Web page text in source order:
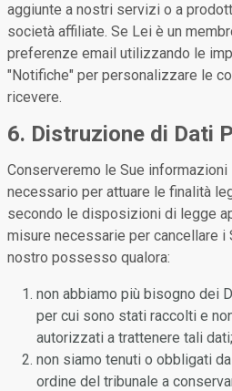
aggiunte a nostri servizi o a
società affiliate. Se Lei è un
preferenze email utilizzando le
"Notifiche" per personalizzare le
ricevere.
6. Distruzione di Dati
Conserveremo le Sue
necessario per attuare le finalità
secondo le disposizioni di legge
misure necessarie per cancellare i
nostro possesso qualora:
non abbiamo più bisogno dei
per cui sono stati raccolti e
autorizzati a trattenere tali
non siamo tenuti o obbligati
ordine del tribunale a